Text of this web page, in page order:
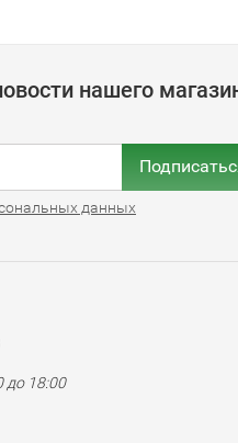
нашего
данных
до 18:00